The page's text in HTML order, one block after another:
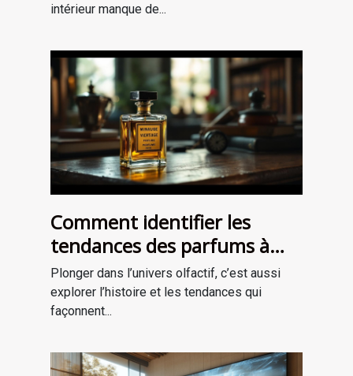
intérieur manque de...
Comment identifier les
tendances des parfums à
travers les époques ?
Plonger dans l’univers olfactif, c’est aussi
explorer l’histoire et les tendances qui
façonnent...